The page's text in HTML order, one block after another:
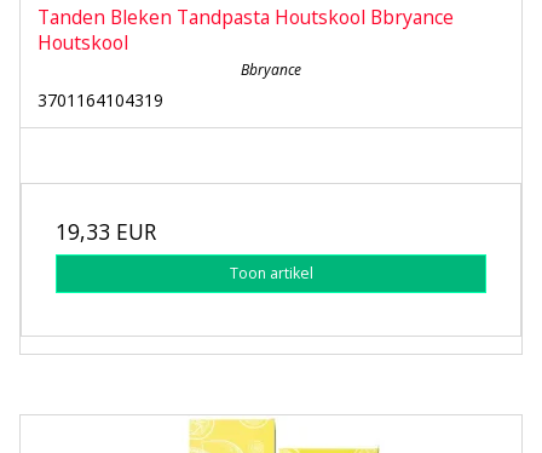
Tanden Bleken Tandpasta Houtskool Bbryance
Houtskool
Bbryance
3701164104319
19,33 EUR
Toon artikel